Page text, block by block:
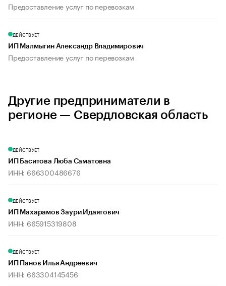
Предоставление услуг по перевозкам
ДЕЙСТВУЕТ
ИП Малмыгин Александр Владимирович
Предоставление услуг по перевозкам
Другие предприниматели в
регионе — Свердловская область
ДЕЙСТВУЕТ
ИП Баситова Люба Саматовна
ИНН: 666300486676
ДЕЙСТВУЕТ
ИП Махарамов Заури Идаятович
ИНН: 665915319808
ДЕЙСТВУЕТ
ИП Панов Илья Андреевич
ИНН: 663304145456